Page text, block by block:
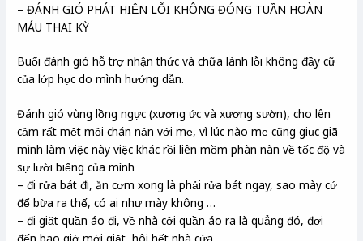
– ĐÁNH GIÓ PHÁT HIỆN LỖI KHÔNG ĐÓNG TUẦN HOÀN
MÁU THAI KỲ
Buổi đánh gió hỗ trợ nhận thức và chữa lành lỗi không đầy cữ
của lớp học do mình hướng dẫn.
Đánh gió vùng lồng ngực (xương ức và xương sườn), cho lên
cảm rất mệt mỏi chán nản với mẹ, vì lúc nào mẹ cũng giục giã
mình làm việc này việc khác rồi liên mồm phàn nàn về tốc độ và
sự lười biếng của mình
– đi rửa bát đi, ăn cơm xong là phải rửa bát ngay, sao mày cứ
để bừa ra thế, có ai như mày không …
– đi giặt quần áo đi, về nhà cởi quần áo ra là quẳng đó, đợi
đến bao giờ mới giặt, hôi hết nhà cửa